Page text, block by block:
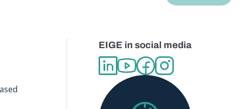
EIGE in social media